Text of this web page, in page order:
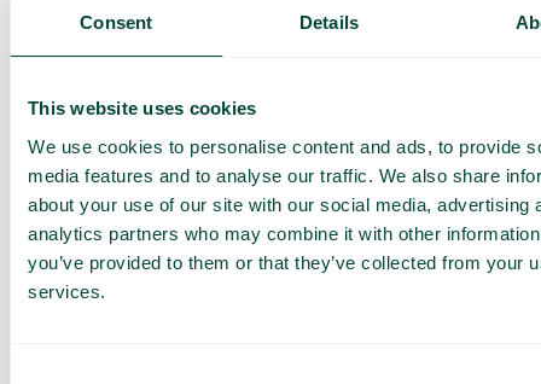
Consent Details
This website uses cookies
We use cookies to personalise content and ads, to provide
media features and to analyse our traffic. We also share
about your use of our site with our social media, advertising
analytics partners who may combine it with other
you’ve provided to them or that they’ve collected from your
services.